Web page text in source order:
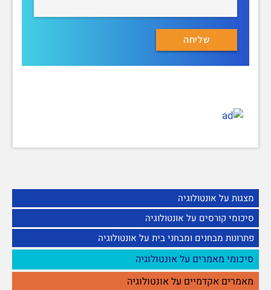
מצגות על אונטולוגיה
סיכומי קורסים על אונטולוגיה
פתרונות מבחנים ומבחני בית על אונטולוגיה
סיכומי מאמרים על אונטולוגיה
מאמרים אקדמיים על אונטולוגיה